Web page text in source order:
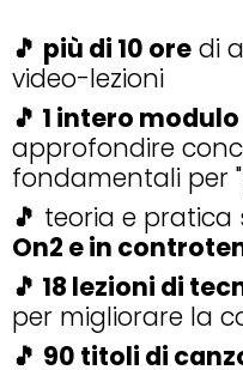
🎵 più di 10 ore di
video-lezioni
🎵 1 intero modulo
approfondire
fondamentali per
🎵 teoria e pratica
On2 e in
🎵 18 lezioni di
per migliorare la
🎵 90 titoli di